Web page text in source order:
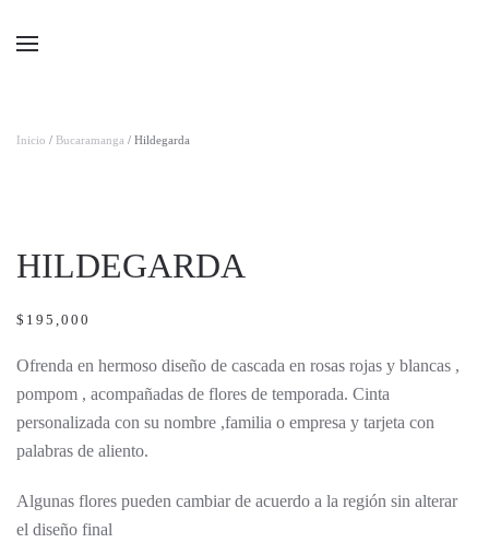
Inicio / Bucaramanga / Hildegarda
HILDEGARDA
$ 195,000
Ofrenda en hermoso diseño de cascada en rosas rojas y blancas ,
pompom , acompañadas de flores de temporada. Cinta
personalizada con su nombre ,familia o empresa y tarjeta con
palabras de aliento.
Algunas flores pueden cambiar de acuerdo a la región sin alterar
el diseño final